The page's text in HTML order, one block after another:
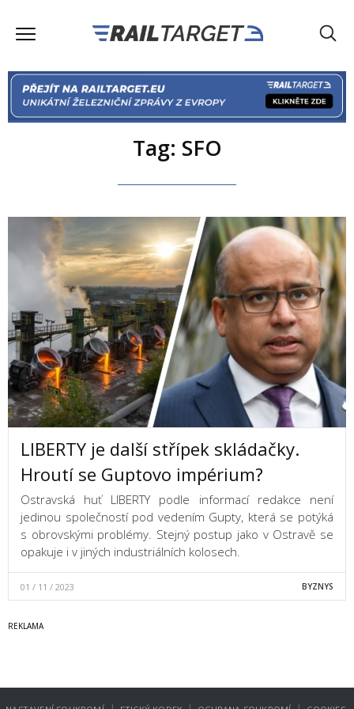
Tag: SFO
LIBERTY je další střípek skládačky.
Hroutí se Guptovo impérium?
Ostravská huť LIBERTY podle informací redakce není
jedinou společností pod vedením Gupty, která se potýká
s obrovskými problémy. Stejný postup jako v Ostravě se
opakuje i v jiných industriálních kolosech.
01 / 11 / 2023 BYZNYS